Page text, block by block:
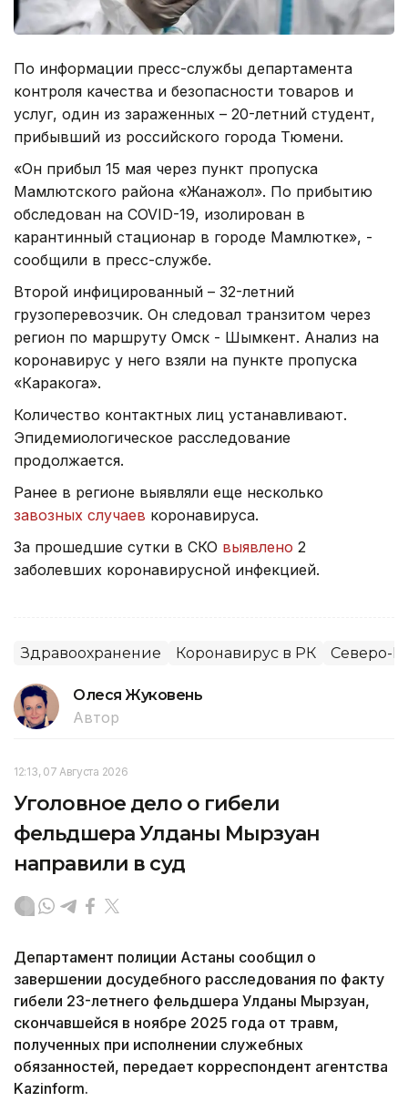
По информации пресс-службы департамента
контроля качества и безопасности товаров и
услуг, один из зараженных – 20-летний студент,
прибывший из российского города Тюмени.
«Он прибыл 15 мая через пункт пропуска
Мамлютского района «Жанажол». По прибытию
обследован на COVID-19, изолирован в
карантинный стационар в городе Мамлютке», -
сообщили в пресс-службе.
Второй инфицированный – 32-летний
грузоперевозчик. Он следовал транзитом через
регион по маршруту Омск - Шымкент. Анализ на
коронавирус у него взяли на пункте пропуска
«Каракога».
Количество контактных лиц устанавливают.
Эпидемиологическое расследование
продолжается.
Ранее в регионе выявляли еще несколько
завозных случаев коронавируса.
За прошедшие сутки в СКО выявлено 2
заболевших коронавирусной инфекцией.
Здравоохранение Коронавирус в РК Северо-
Олеся Жуковень
Автор
12:13, 07 Августа 2026
Уголовное дело о гибели
фельдшера Улданы Мырзуан
направили в суд
Департамент полиции Астаны сообщил о
завершении досудебного расследования по факту
гибели 23-летнего фельдшера Улданы Мырзуан,
скончавшейся в ноябре 2025 года от травм,
полученных при исполнении служебных
обязанностей, передает корреспондент агентства
Kazinform.